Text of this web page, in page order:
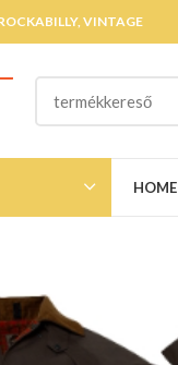
VINTAGE
HOME